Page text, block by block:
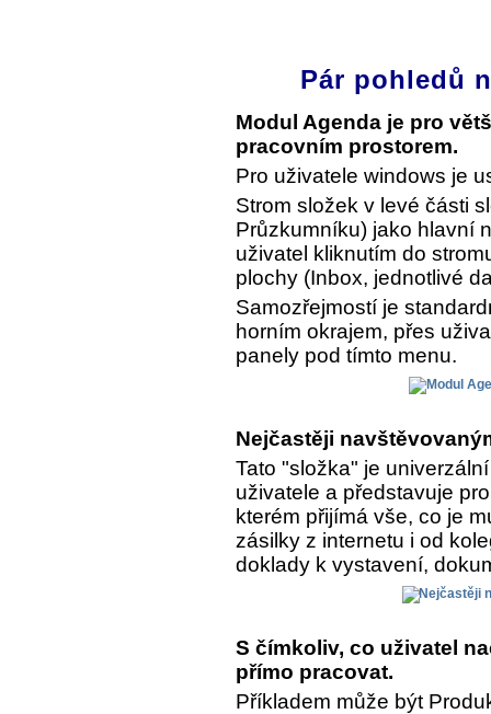
Pár pohledů
Modul Agenda je pro
pracovním prostorem.
Pro uživatele windows je
Strom složek v levé části
Průzkumníku) jako hlavní
uživatel kliknutím do
plochy (Inbox, jednotlivé
Samozřejmostí je
horním okrajem, přes
panely pod tímto menu.
Nejčastěji
Tato "složka" je
uživatele a představuje
kterém přijímá vše, co je
zásilky z internetu i od
doklady k vystavení,
S čímkoliv, co uživatel
přímo pracovat.
Příkladem může být